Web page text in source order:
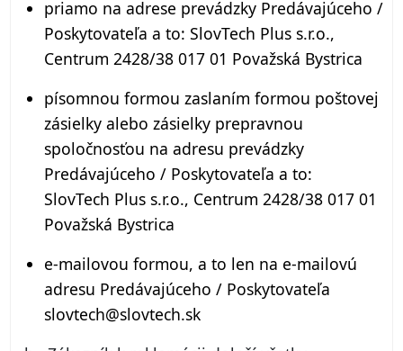
priamo na adrese prevádzky Predávajúceho /
Poskytovateľa a to: SlovTech Plus s.r.o.,
Centrum 2428/38 017 01 Považská Bystrica
písomnou formou zaslaním formou poštovej
zásielky alebo zásielky prepravnou
spoločnosťou na adresu prevádzky
Predávajúceho / Poskytovateľa a to:
SlovTech Plus s.r.o., Centrum 2428/38 017 01
Považská Bystrica
e-mailovou formou, a to len na e-mailovú
adresu Predávajúceho / Poskytovateľa
slovtech@slovtech.sk